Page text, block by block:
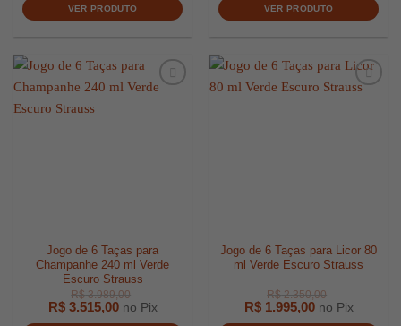
VER PRODUTO VER PRODUTO
Jogo de 6 Taças para
Champanhe 240 ml Verde
Escuro Strauss
R$3.515,00 no Pix
Jogo de 6 Taças para Licor 80
ml Verde Escuro Strauss
R$1.995,00 no Pix